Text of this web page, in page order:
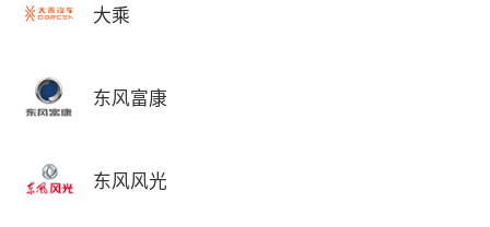
大乘
东风富康
东风风光